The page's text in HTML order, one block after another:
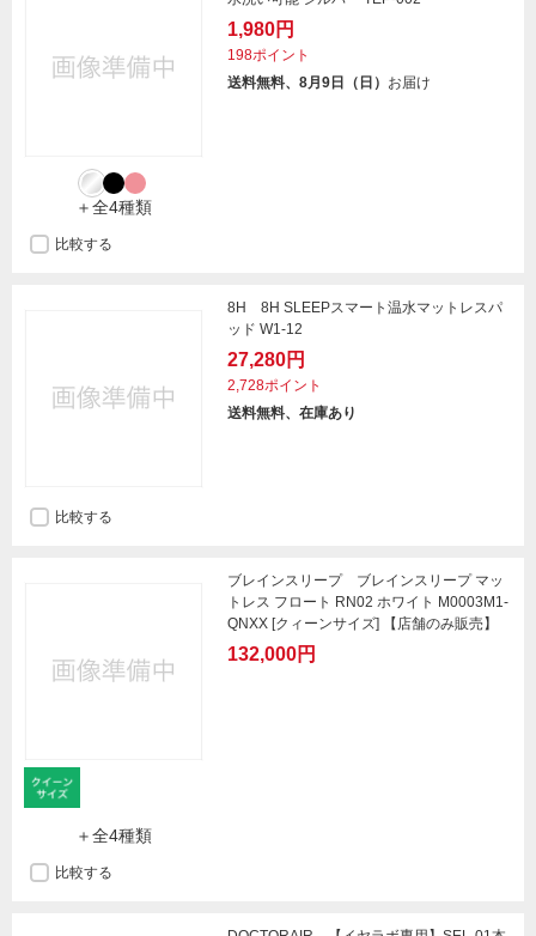
＋全4種類
1,980円
198ポイント
送料無料、8月9日（日） お届け
比較する
8H 8H SLEEPスマート温水マットレスパ
ッド W1-12
27,280円
2,728ポイント
送料無料、在庫あり
比較する
＋全4種類
ブレインスリープ ブレインスリープ マッ
トレス フロート RN02 ホワイト M0003M1-
QNXX [クィーンサイズ] 【店舗のみ販売】
132,000円
比較する